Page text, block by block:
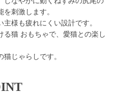
刺激します。
様も疲れにくい設計です。
る猫 おもちゃで、愛猫との楽し
じゃらしです。